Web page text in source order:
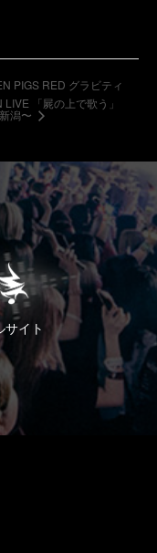
PIGS RED グラビティ
「屍の上で歌う」
潟〜
サイト